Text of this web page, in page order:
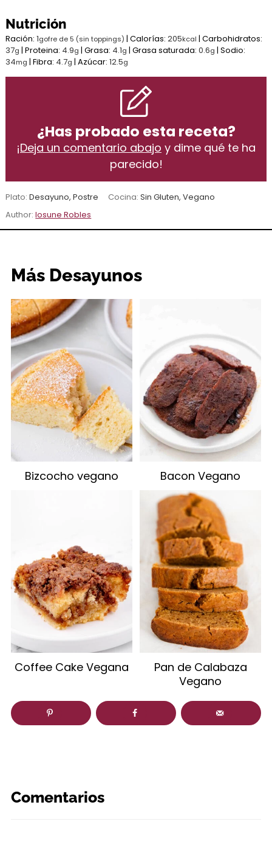
Nutrición
Ración:1gofre de 5 (sin toppings) |Calorías:205kcal |Carbohidratos:
37g |Proteina: 4.9g |Grasa: 4.1g |Grasa saturada:0.6g |Sodio:
34mg |Fibra: 4.7g |Azúcar:12.5g
¿Has probado esta receta?
¡Deja un comentario abajo y dime qué te ha
parecido!
Plato:Desayuno, Postre Cocina: Sin Gluten, Vegano
Author:Iosune Robles
Más Desayunos
Bizcocho vegano Bacon Vegano
Coffee Cake Vegana
Pan de Calabaza
Vegano
Comentarios